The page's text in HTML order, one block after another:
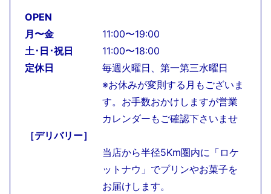
OPEN
月〜金
11:00〜19:00
土･日･祝日
11:00〜18:00
定休日
毎週火曜日、第一第三水曜日
※お休みが変則する月もございま
す。お手数おかけしますが営業
カレンダーもご確認下さいませ
［デリバリー］
当店から半径5Km圏内に「ロケ
ットナウ」でプリンやお菓子を
お届けします。